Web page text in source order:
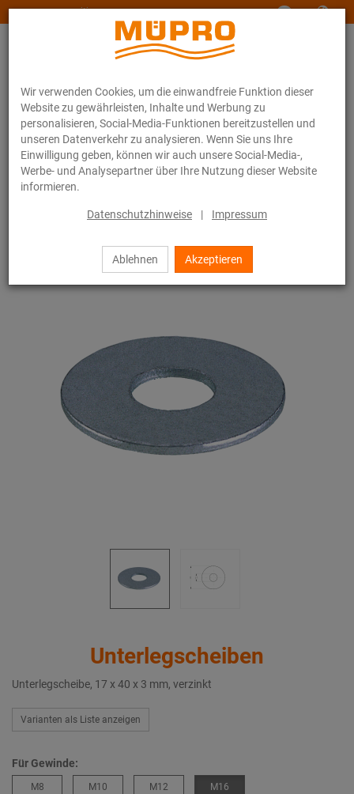
Wir verwenden Cookies, um die einwandfreie Funktion dieser
Website zu gewährleisten, Inhalte und Werbung zu
personalisieren, Social-Media-Funktionen bereitzustellen und
unseren Datenverkehr zu analysieren. Wenn Sie uns Ihre
Einwilligung geben, können wir auch unsere Social-Media-,
Werbe- und Analysepartner über Ihre Nutzung dieser Website
informieren.
Datenschutzhinweise | Impressum
Ablehnen Akzeptieren
www.muepro-maritim.com
Online-Katalog Befestigungstechnik
Installationsschienen
Unterlegscheiben
Unterlegscheiben
Unterlegscheibe, 17 x 40 x 3 mm, verzinkt
Varianten als Liste anzeigen
Für Gewinde:
M8 M10 M12 M16